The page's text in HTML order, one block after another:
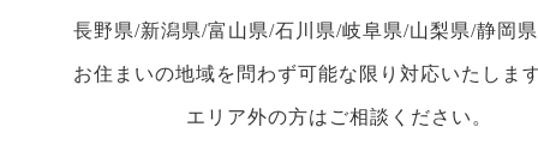
長野県/新潟県/富山県/石川県/岐阜県/山梨県/静岡
お住まいの地域を問わず可能な限り対応いたしま
エリア外の方はご相談ください。